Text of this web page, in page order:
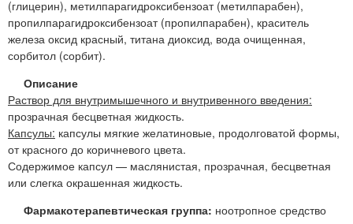
(глицерин), метилпарагидроксибензоат (метилпарабен),
пропилпарагидроксибензоат (пропилпарабен), краситель
железа оксид красный, титана диоксид, вода очищенная,
сорбитол (сорбит).
Описание
Раствор для внутримышечного и внутривенного введения:
прозрачная бесцветная жидкость.
Капсулы: капсулы мягкие желатиновые, продолговатой формы,
от красного до коричневого цвета.
Содержимое капсул — маслянистая, прозрачная, бесцветная
или слегка окрашенная жидкость.
Фармакотерапевтическая группа: ноотропное средство